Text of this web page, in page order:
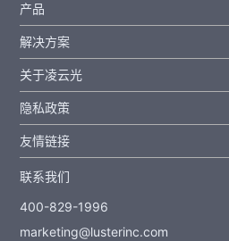
产品
解决方案
关于凌云光
隐私政策
友情链接
联系我们
400-829-1996
marketing@lusterinc.com